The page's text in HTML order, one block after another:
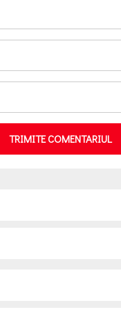
TRIMITE COMENTARIUL